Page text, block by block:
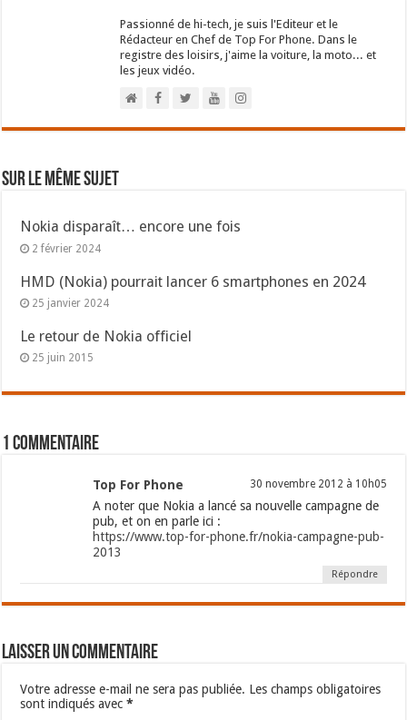
Passionné de hi-tech, je suis l'Editeur et le
Rédacteur en Chef de Top For Phone. Dans le
registre des loisirs, j'aime la voiture, la moto... et
les jeux vidéo.
Sur le même sujet
Nokia disparaît… encore une fois
2 février 2024
HMD (Nokia) pourrait lancer 6 smartphones en 2024
25 janvier 2024
Le retour de Nokia officiel
25 juin 2015
1 commentaire
Top For Phone 30 novembre 2012 à 10h05
A noter que Nokia a lancé sa nouvelle campagne de
pub, et on en parle ici :
https://www.top-for-phone.fr/nokia-campagne-pub-
2013
Répondre
Laisser un commentaire
Votre adresse e-mail ne sera pas publiée. Les champs obligatoires
sont indiqués avec*